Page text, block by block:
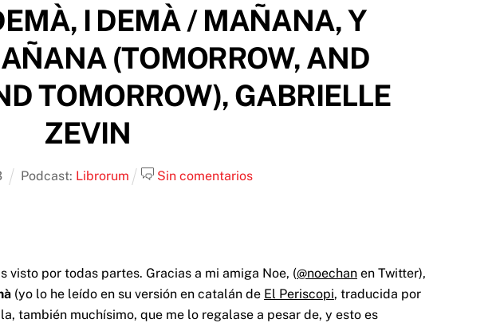
I DEMÀ / MAÑANA, Y
(TOMORROW, AND
TOMORROW), GABRIELLE
ZEVIN
Podcast: Librorum Sin comentarios
visto por todas partes. Gracias a mi amiga Noe, (@noechan en Twitter),
(yo lo he leído en su versión en catalán de El Periscopi, traducida por
también muchísimo, que me lo regalase a pesar de, y esto es